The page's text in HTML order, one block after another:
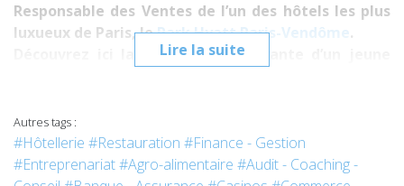
Lire la suite
Responsable des Ventes de l’un des hôtels les plus
luxueux de Paris, lePark Hyatt Paris-Vendôme.
Découvrez ici la réussite flamboyante d’un jeune
Qu’est-ce qui a déterminé votre choix pour Vatel ?
Il s’agit d’une des rares formations enManagement hôtelier
Autres tags :
#Hôtellerie #Restauration #Finance - Gestion
#Entreprenariat#Agro-alimentaire #Audit - Coaching -